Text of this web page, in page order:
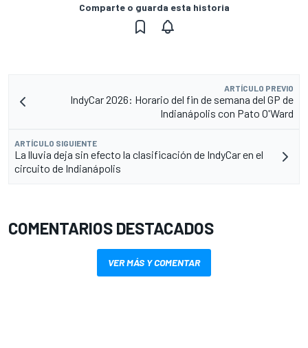
Comparte o guarda esta historia
ARTÍCULO PREVIO
IndyCar 2026: Horario del fin de semana del GP de
Indianápolis con Pato O'Ward
ARTÍCULO SIGUIENTE
La lluvia deja sin efecto la clasificación de IndyCar en el
circuito de Indianápolis
COMENTARIOS DESTACADOS
VER MÁS Y COMENTAR